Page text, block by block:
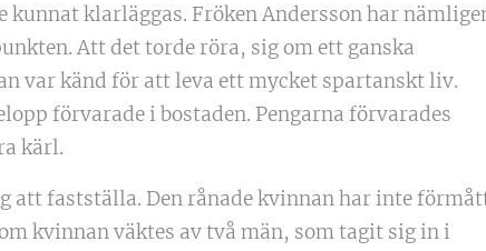
klarläggas. Fröken Andersson har
Att det torde röra, sig om ett ganska
var känd för att leva ett mycket spartanskt liv.
förvarade i bostaden. Pengarna förvarades
kärl.
att fastställa. Den rånade kvinnan har inte
kvinnan väktes av två män, som tagit sig in i